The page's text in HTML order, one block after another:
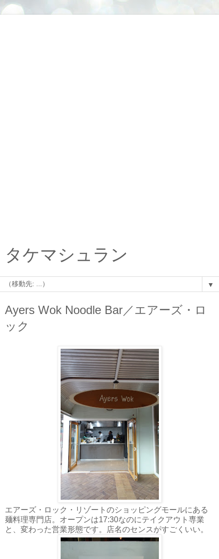
タケマシュラン
▼
Ayers Wok Noodle Bar／エアーズ・ロ
ック
エアーズ・ロック・リゾートのショッピングモールにある
麺料理専門店。オープンは17:30なのにテイクアウト専業
と、変わった営業形態です。店名のセンスがすごくいい。